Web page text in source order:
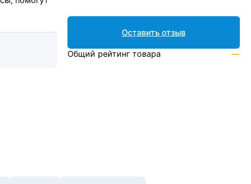
Оставить отзыв
Общий рейтинг товара —